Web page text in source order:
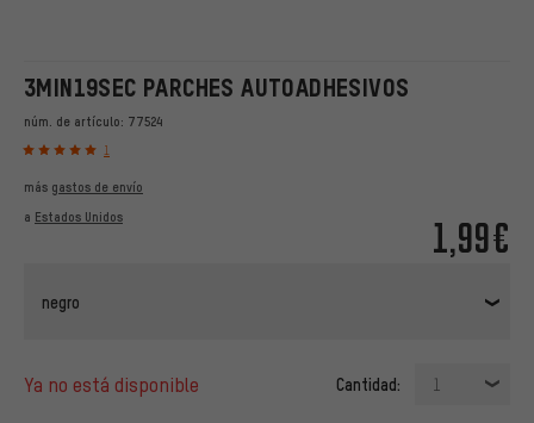
3MIN19SEC PARCHES AUTOADHESIVOS
núm. de artículo: 77524
1
1,99€
más gastos de envío
a Estados Unidos
negro
ya no está disponible Cantidad: 1